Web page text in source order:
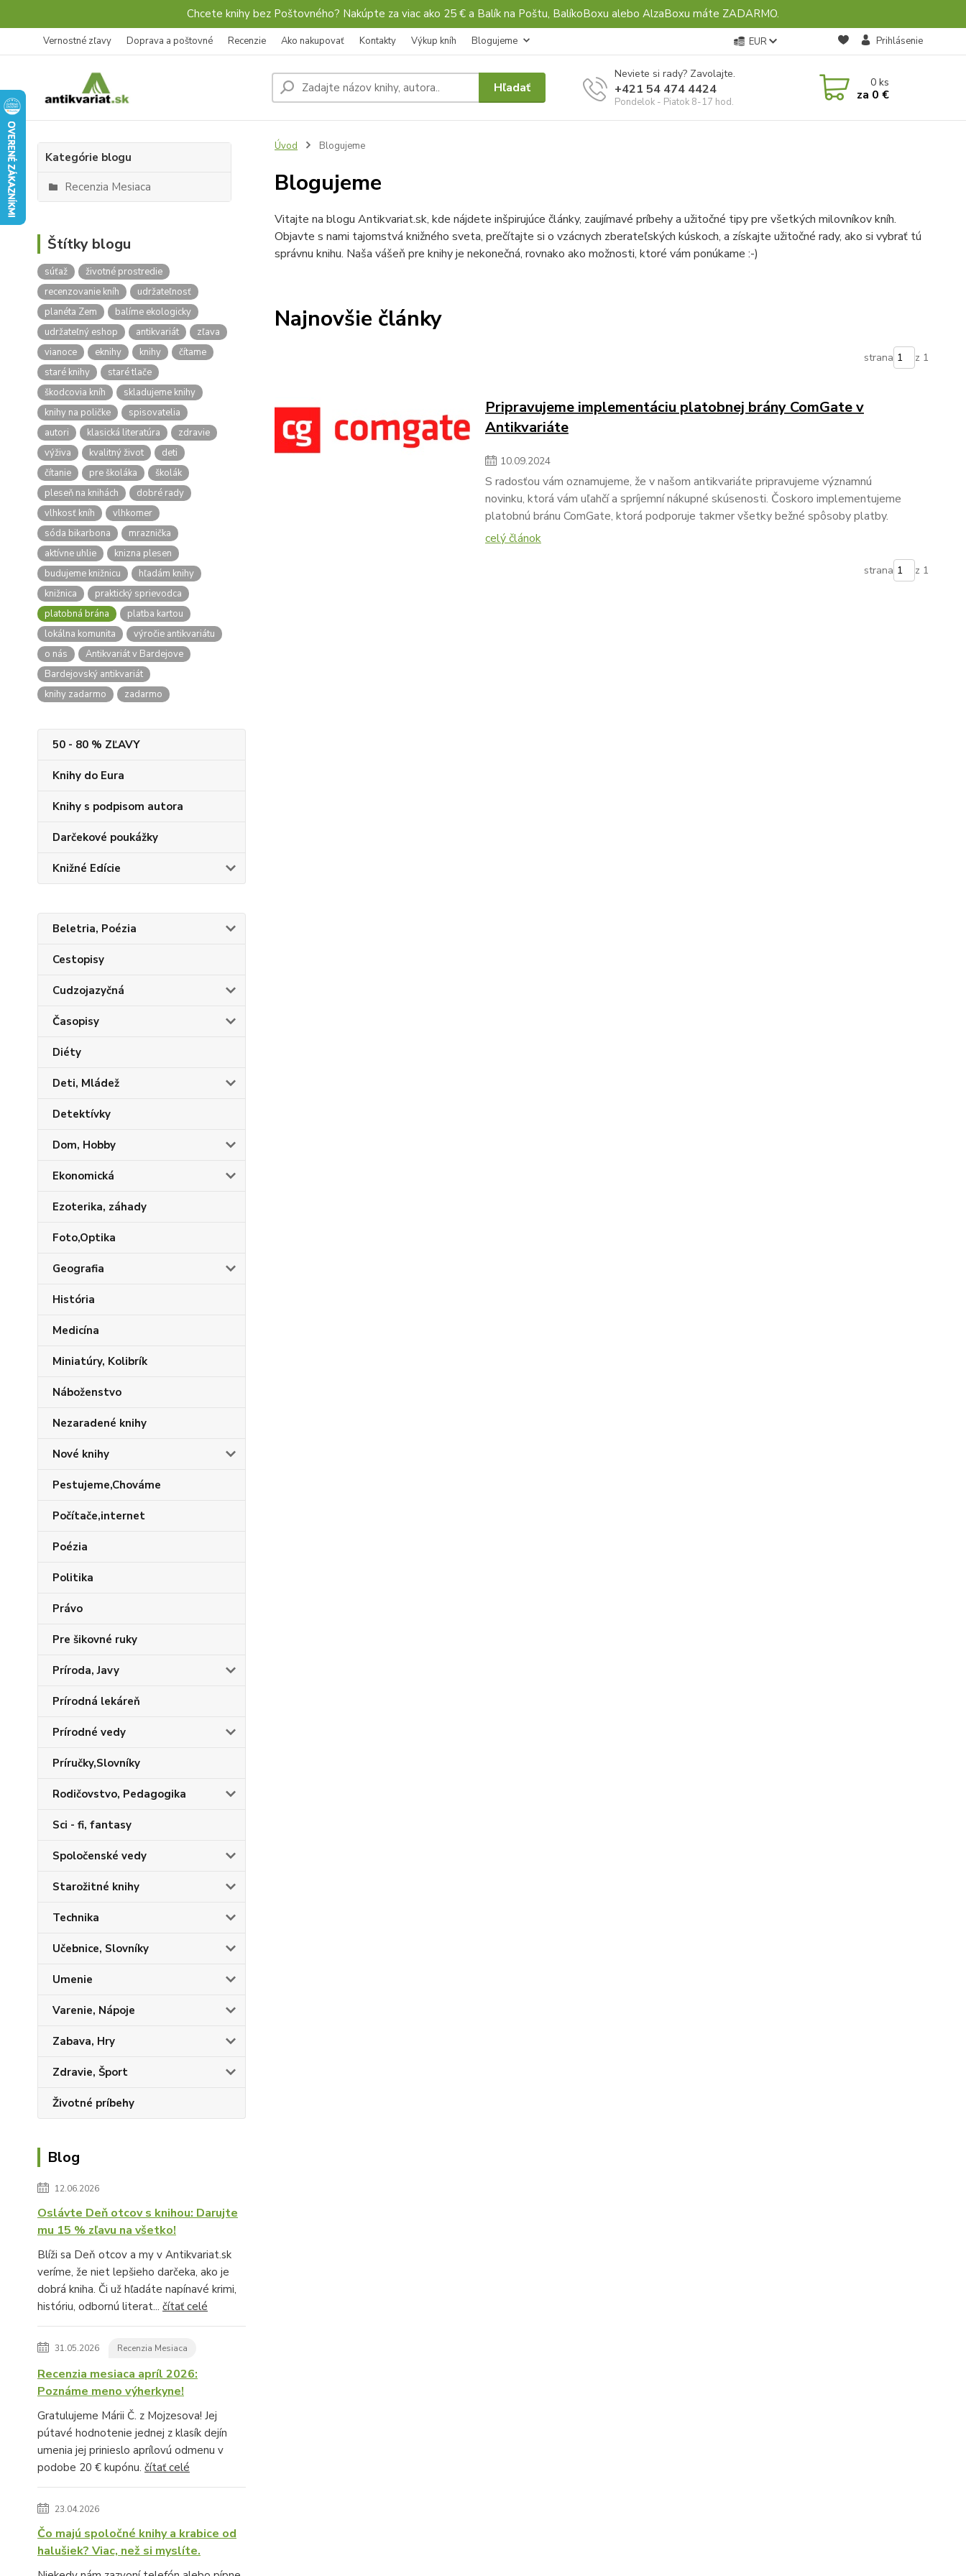
Chcete knihy bez Poštovného? Nakúpte za viac ako 25 € a Balík na Poštu, BalíkoBoxu alebo AlzaBoxu máte ZADARMO.
Vernostné zľavy Doprava a poštovné Recenzie Ako nakupovať Kontakty Výkup kníh Blogujeme EUR Prihlásenie
Hľadať
Neviete si rady? Zavolajte.
+421 54 474 4424
Pondelok - Piatok 8-17 hod.
0ks
za 0 €
Kategórie blogu
Recenzia Mesiaca
Štítky blogu
súťaž
životné prostredie
recenzovanie kníh
udržateľnosť
planéta Zem
balíme ekologicky
udržateľný eshop
antikvariát
zľava
vianoce
eknihy knihy
čítame
staré knihy
staré tlače
škodcovia kníh
skladujeme knihy
knihy na poličke
spisovatelia
autori
klasická literatúra
zdravie
výživa
kvalitný život
deti
čítanie
pre školáka
školák
pleseň na knihách
dobré rady
vlhkosť kníh
vlhkomer
sóda bikarbona
mraznička
aktívne uhlie
knizna plesen
budujeme knižnicu
hľadám knihy
knižnica
praktický sprievodca
platobná brána
platba kartou
lokálna komunita
výročie antikvariátu
o nás
Antikvariát v Bardejove
Bardejovský antikvariát
knihy zadarmo
zadarmo
50 - 80 % ZĽAVY
Knihy do Eura
Knihy s podpisom autora
Darčekové poukážky
Knižné Edície
Beletria, Poézia
Cestopisy
Cudzojazyčná
Časopisy
Diéty
Deti, Mládež
Detektívky
Dom, Hobby
Ekonomická
Ezoterika, záhady
Foto,Optika
Geografia
História
Medicína
Miniatúry, Kolibrík
Náboženstvo
Nezaradené knihy
Nové knihy
Pestujeme,Chováme
Počítače,internet
Poézia
Politika
Právo
Pre šikovné ruky
Príroda, Javy
Prírodná lekáreň
Prírodné vedy
Príručky,Slovníky
Rodičovstvo, Pedagogika
Sci - fi, fantasy
Spoločenské vedy
Starožitné knihy
Technika
Učebnice, Slovníky
Umenie
Varenie, Nápoje
Zabava, Hry
Zdravie, Šport
Životné príbehy
Blog
12.06.2026
Oslávte Deň otcov s knihou: Darujte
mu 15 % zľavu na všetko!
Blíži sa Deň otcov a my v Antikvariat.sk
veríme, že niet lepšieho darčeka, ako je
dobrá kniha. Či už hľadáte napínavé krimi,
históriu, odbornú literat... čítať celé
31.05.2026 Recenzia Mesiaca
Recenzia mesiaca apríl 2026:
Poznáme meno výherkyne!
Gratulujeme Márii Č. z Mojzesova! Jej
pútavé hodnotenie jednej z klasík dejín
umenia jej prinieslo aprílovú odmenu v
podobe 20 € kupónu. čítať celé
23.04.2026
Čo majú spoločné knihy a krabice od
halušiek? Viac, než si myslíte.
Úvod Blogujeme
Blogujeme
Vitajte na blogu Antikvariat.sk, kde nájdete inšpirujúce články, zaujímavé príbehy a užitočné tipy pre všetkých milovníkov kníh.
Objavte s nami tajomstvá knižného sveta, prečítajte si o vzácnych zberateľských kúskoch, a získajte užitočné rady, ako si vybrať tú
správnu knihu. Naša vášeň pre knihy je nekonečná, rovnako ako možnosti, ktoré vám ponúkame :-)
Najnovšie články
strana z 1
Pripravujeme implementáciu platobnej brány ComGate v
Antikvariáte
10.09.2024
S radosťou vám oznamujeme, že v našom antikvariáte pripravujeme významnú
novinku, ktorá vám uľahčí a spríjemní nákupné skúsenosti. Čoskoro implementujeme
platobnú bránu ComGate, ktorá podporuje takmer všetky bežné spôsoby platby.
celý článok
strana z 1